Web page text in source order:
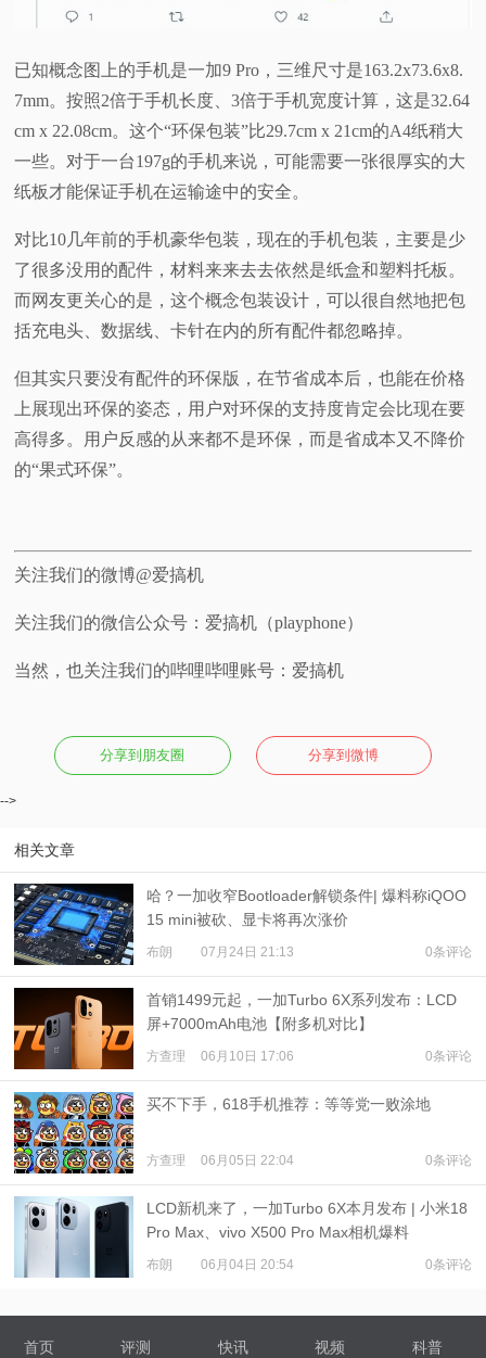
已知概念图上的手机是一加9 Pro，三维尺寸是163.2x73.6x8.
7mm。按照2倍于手机长度、3倍于手机宽度计算，这是32.64
cm x 22.08cm。这个“环保包装”比29.7cm x 21cm的A4纸稍大
一些。对于一台197g的手机来说，可能需要一张很厚实的大
纸板才能保证手机在运输途中的安全。
对比10几年前的手机豪华包装，现在的手机包装，主要是少
了很多没用的配件，材料来来去去依然是纸盒和塑料托板。
而网友更关心的是，这个概念包装设计，可以很自然地把包
括充电头、数据线、卡针在内的所有配件都忽略掉。
但其实只要没有配件的环保版，在节省成本后，也能在价格
上展现出环保的姿态，用户对环保的支持度肯定会比现在要
高得多。用户反感的从来都不是环保，而是省成本又不降价
的“果式环保”。
关注我们的微博@爱搞机
关注我们的微信公众号：爱搞机（playphone）
当然，也关注我们的哔哩哔哩账号：爱搞机
分享到朋友圈 分享到微博
-->
相关文章
哈？一加收窄Bootloader解锁条件| 爆料称iQOO
15 mini被砍、显卡将再次涨价
布朗 07月24日 21:13 0条评论
首销1499元起，一加Turbo 6X系列发布：LCD
屏+7000mAh电池【附多机对比】
方查理 06月10日 17:06 0条评论
买不下手，618手机推荐：等等党一败涂地
方查理 06月05日 22:04 0条评论
LCD新机来了，一加Turbo 6X本月发布 | 小米18
Pro Max、vivo X500 Pro Max相机爆料
布朗 06月04日 20:54 0条评论
首页 评测 快讯 视频 科普